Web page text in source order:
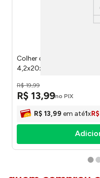
Colher de Sorvete Ideal
4,2x20x2,5cm LM4031IDE
R$ 19,99
R$ 13,99no PIX
R$ 13,99 em até1xR$